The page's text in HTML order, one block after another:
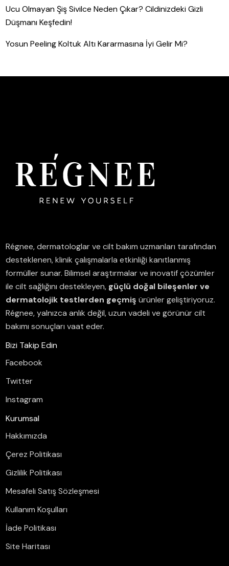
Ucu Olmayan Şiş Sivilce Neden Çıkar? Cildinizdeki Gizli
Düşmanı Keşfedin!
Yosun Peeling Koltuk Altı Kararmasına İyi Gelir Mi?
Régnee, dermatologlar ve cilt bakım uzmanları tarafından
desteklenen, klinik çalışmalarla etkinliği kanıtlanmış
formüller sunar.Bilimsel araştırmalar ve inovatif çözümler
ile cilt sağlığını destekleyen, güçlü doğal bileşenler ve
dermatolojik testlerden geçmiş ürünler geliştiriyoruz.
Régnee, yalnızca anlık değil, uzun vadeli ve görünür cilt
bakımı sonuçları vaat eder.
Bizi Takip Edin
Facebook
Twitter
Instagram
Kurumsal
Hakkımızda
Çerez Politikası
Gizlilik Politikası
Mesafeli Satış Sözleşmesi
Kullanım Koşulları
İade Politikası
Site Haritası